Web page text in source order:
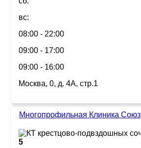
вс:
08:00 - 22:00
09:00 - 17:00
09:00 - 16:00
Москва, 0, д. 4А, стр.1
Многопрофильная Клиника Союз
5